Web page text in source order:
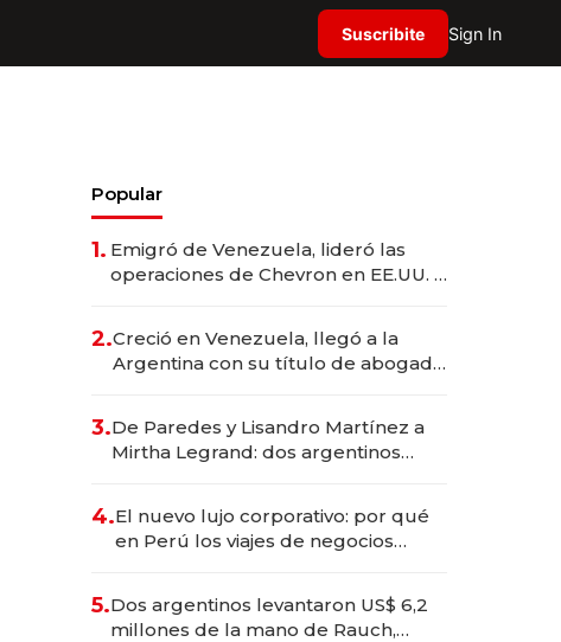
Suscribite Sign In
Popular
1. Emigró de Venezuela, lideró las
operaciones de Chevron en EE.UU. y
2.Creció en Venezuela, llegó a la
Argentina con su título de abogado
marcas "fast premium"
3.De Paredes y Lisandro Martínez a
Mirtha Legrand: dos argentinos
4.El nuevo lujo corporativo: por qué
en Perú los viajes de negocios
transformadoras
5.Dos argentinos levantaron US$ 6,2
millones de la mano de Rauch,